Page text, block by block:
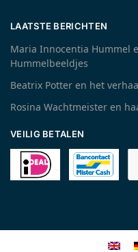
LAATSTE BERICHTEN
Maria Innocentia Hummel
Hummelbeeldjes
Beatrix Potter en het
Rosina Wachtmeister en
VEILIG BETALEN